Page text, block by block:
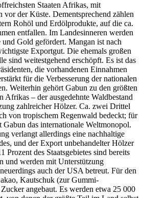
Staaten Afrikas, mit
vor der Küste. Dementsprechend zählen
Rohöl und Erdölprodukte, auf die ca.
entfallen. Im Landesinneren werden
Gold gefördert. Mangan ist nach
Exportgut. Die ehemals großen
sind weitestgehend erschöpft. Es ist das
die vorhandenen Einnahmen
für die Verbesserung der nationalen
Weiterhin gehört Gabun zu den größten
Afrikas – der ausgedehnte Waldbestand
zahlreicher Hölzer. Ca. zwei Drittel
von tropischem Regenwald bedeckt; für
das internationale Weltmonopol.
verlangt allerdings eine nachhaltige
und der Export unbehandelter Hölzer
Prozent des Staatsgebietes sind bereits
und werden mit Unterstützung
auch der USA betreut. Für den
Kautschuk (zur Gummi-
angebaut. Es werden etwa 25 000